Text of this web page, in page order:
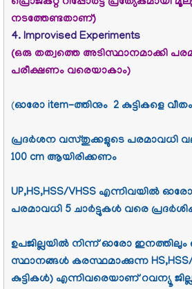
നടത്തേണ്ടതാണ്)
4. Improvised Experiments
(ഒരു തത്വത്തെ അടിസ്ഥാനമാക്കി
പരീക്ഷണം വരെയാകാം)
(ഓരോ item-ത്തിനും 2 കുട്ടികളെ വീതം
പ്രദർശന വസ്തുക്കളുടെ പരമാവധി
100 cm ആയിരിക്കണം
UP,HS,HSS/VHSS എന്നിവയിൽ
പരമാവധി 5 ചാർട്ടുകൾ വരെ
ഉപജില്ലയിൽ നിന്ന് ഓരോ ഇനത്തിലും
സ്ഥാനങ്ങൾ കരസ്ഥമാക്കുന്ന HS,HSS/
കുട്ടികൾ) എന്നിവരെയാണ് റവന്യൂ